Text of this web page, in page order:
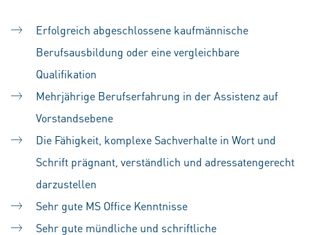
Erfolgreich abgeschlossene kaufmännische
Berufsausbildung oder eine vergleichbare
Qualifikation
Mehrjährige Berufserfahrung in der Assistenz auf
Vorstandsebene
Die Fähigkeit, komplexe Sachverhalte in Wort und
Schrift prägnant, verständlich und adressatengerecht
darzustellen
Sehr gute MS Office Kenntnisse
Sehr gute mündliche und schriftliche